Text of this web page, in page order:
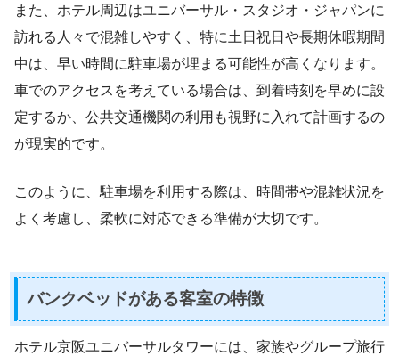
また、ホテル周辺はユニバーサル・スタジオ・ジャパンに
訪れる人々で混雑しやすく、特に土日祝日や長期休暇期間
中は、早い時間に駐車場が埋まる可能性が高くなります。
車でのアクセスを考えている場合は、到着時刻を早めに設
定するか、公共交通機関の利用も視野に入れて計画するの
が現実的です。
このように、駐車場を利用する際は、時間帯や混雑状況を
よく考慮し、柔軟に対応できる準備が大切です。
バンクベッドがある客室の特徴
ホテル京阪ユニバーサルタワーには、家族やグループ旅行